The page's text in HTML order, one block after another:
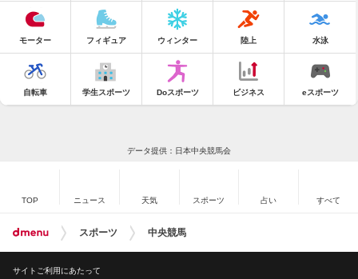
モーター フィギュア ウィンター 陸上 水泳
自転車 学生スポーツ Doスポーツ ビジネス eスポーツ
データ提供：日本中央競馬会
TOP ニュース 天気 スポーツ 占い すべて
スポーツ 中央競馬
サイトご利用にあたって